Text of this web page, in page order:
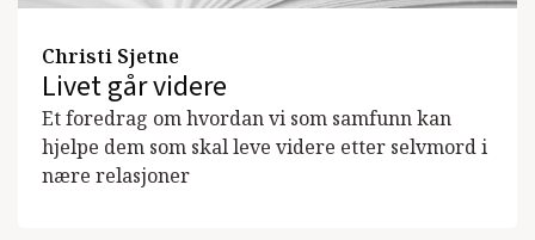
Christi Sjetne
Livet går videre
Et foredrag om hvordan vi som samfunn kan
hjelpe dem som skal leve videre etter selvmord i
nære relasjoner